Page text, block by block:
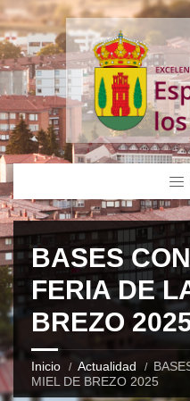
BASES
FERIA DE
BREZO
Inicio Actualidad
MIEL DE BREZO 2025